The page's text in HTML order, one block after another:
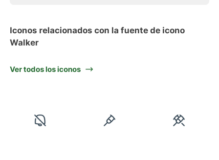
Iconos relacionados con la fuente de icono
Walker
Ver todos los iconos